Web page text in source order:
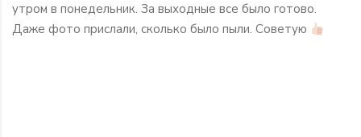
утром в понедельник. За выходные все было готово.
Даже фото прислали, сколько было пыли. Советую